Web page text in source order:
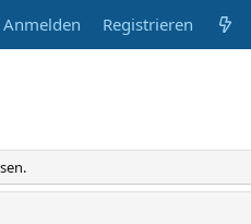
Anmelden Registrieren